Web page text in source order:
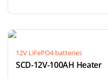
12V LiFePO4 batteries
SCD-12V-100AH Heater